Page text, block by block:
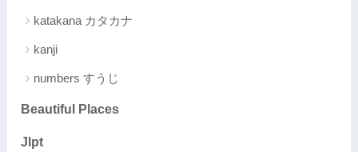
katakana カタカナ
kanji
numbers すうじ
Beautiful Places
Jlpt